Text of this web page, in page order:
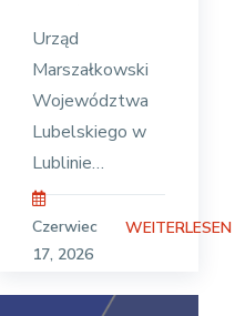
udziału w misji
gospodarczej
(Republika
Indonezji)
Urząd
Marszałkowski
Województwa
Lubelskiego w
Lublinie
przedłuża nabór
dla
przedsiębiorców
Czerwiec
17, 2026
WEITERLESEN